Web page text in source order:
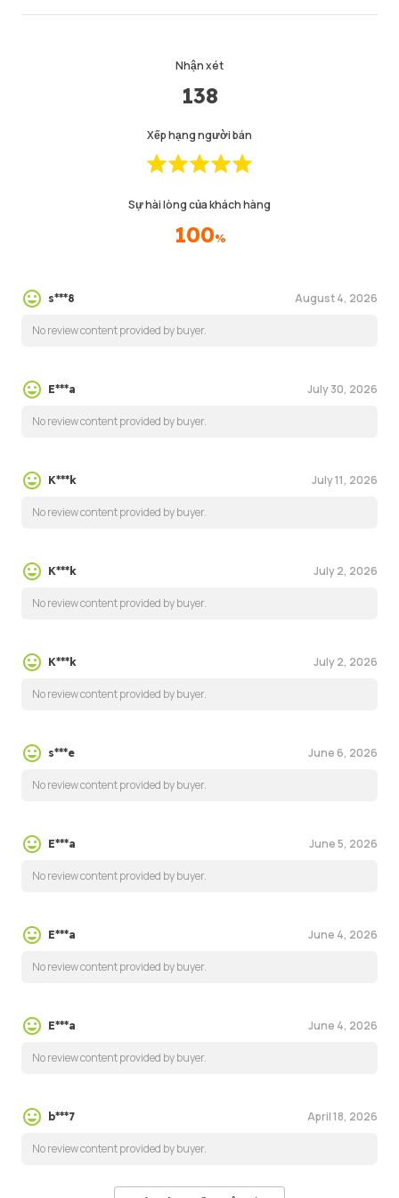
Nhận xét
138
Xếp hạng người bán
Sự hài lòng của khách hàng
100%
s***8 August 4, 2026
No review content provided by buyer.
E***a July 30, 2026
No review content provided by buyer.
K***k July 11, 2026
No review content provided by buyer.
K***k July 2, 2026
No review content provided by buyer.
K***k July 2, 2026
No review content provided by buyer.
s***e June 6, 2026
No review content provided by buyer.
E***a June 5, 2026
No review content provided by buyer.
E***a June 4, 2026
No review content provided by buyer.
E***a June 4, 2026
No review content provided by buyer.
b***7 April 18, 2026
No review content provided by buyer.